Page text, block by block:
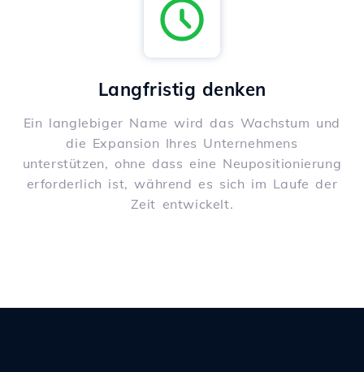
Langfristig denken
Ein langlebiger Name wird das Wachstum und
die Expansion Ihres Unternehmens
unterstützen, ohne dass eine Neupositionierung
erforderlich ist, während es sich im Laufe der
Zeit entwickelt.